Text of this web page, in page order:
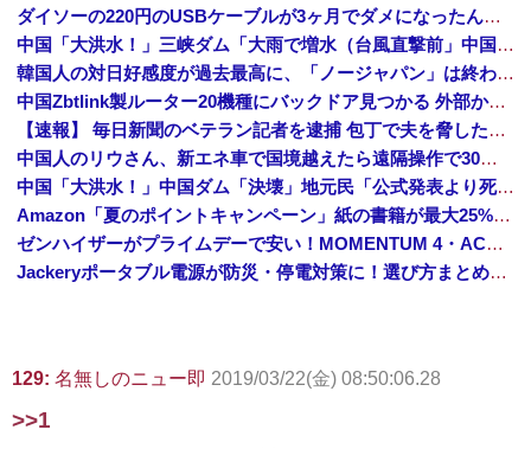
ダイソーの220円のUSBケーブルが3ヶ月でダメになったんやが
中国「大洪水！」三峡ダム「大雨で増水（台風直撃前」中国ダム「緊急放流！」中国鉄道「列車が走行中に流される」中国避難所「支援物資は有料です」謎の勢力「え」→
韓国人の対日好感度が過去最高に、「ノージャパン」は終わった？＝ネット「中国より100倍いい」
中国Zbtlink製ルーター20機種にバックドア見つかる 外部から完全制御のおそれ
【速報】 毎日新聞のベテラン記者を逮捕 包丁で夫を脅した容疑
中国人のリウさん、新エネ車で国境越えたら遠隔操作で30時間ロックされる！
中国「大洪水！」中国ダム「決壊」地元民「公式発表より死者多い！」中国政府「住民拘束！（安否不明」中国当局「救助隊動画も削除」台風13号「三峡ダム接近中」→
Amazon「夏のポイントキャンペーン」紙の書籍が最大25%ポイント還元 対象と条件を整理（2026年7月）
ゼンハイザーがプライムデーで安い！MOMENTUM 4・ACCENTUMなど対象モデルまとめ！
Jackeryポータブル電源が防災・停電対策に！選び方まとめ【プライムデー最終日】
129: 名無しのニュー即 2019/03/22(金) 08:50:06.28
>>1